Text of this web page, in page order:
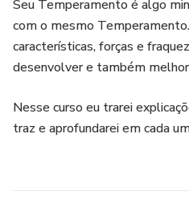
Seu Temperamento é algo
com o mesmo
características, forças e
desenvolver e também
Nesse curso eu trarei
traz e aprofundarei em cada